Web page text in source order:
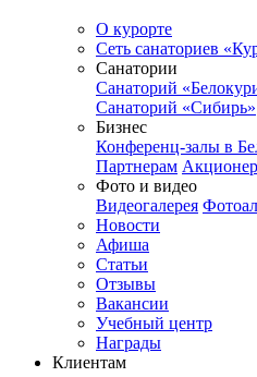
О курорте
Сеть санаториев
Санатории
Санаторий
Санаторий «Сибирь»
Бизнес
Конференц-залы в
Партнерам
Фото и видео
Видеогалерея
Новости
Афиша
Статьи
Отзывы
Вакансии
Учебный центр
Награды
Клиентам